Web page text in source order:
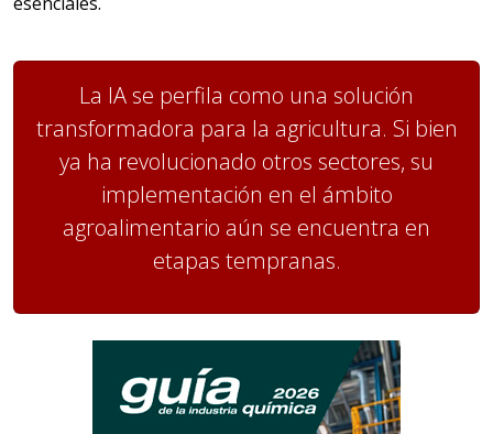
La IA se perfila como una solución
transformadora para la agricultura. Si bien
ya ha revolucionado otros sectores, su
implementación en el ámbito
agroalimentario aún se encuentra en
etapas tempranas.